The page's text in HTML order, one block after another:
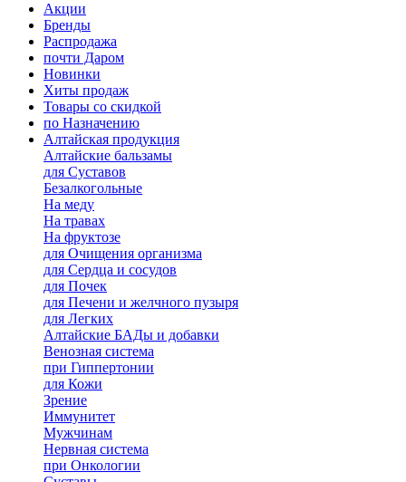
Акции
Бренды
Распродажа
почти Даром
Новинки
Хиты продаж
Товары со скидкой
по Назначению
Алтайская продукция
Алтайские бальзамы
для Суставов
Безалкогольные
На меду
На травах
На фруктозе
для Очищения организма
для Сердца и сосудов
для Почек
для Печени и желчного пузыря
для Легких
Алтайские БАДы и добавки
Венозная система
при Гиппертонии
для Кожи
Зрение
Иммунитет
Мужчинам
Нервная система
при Онкологии